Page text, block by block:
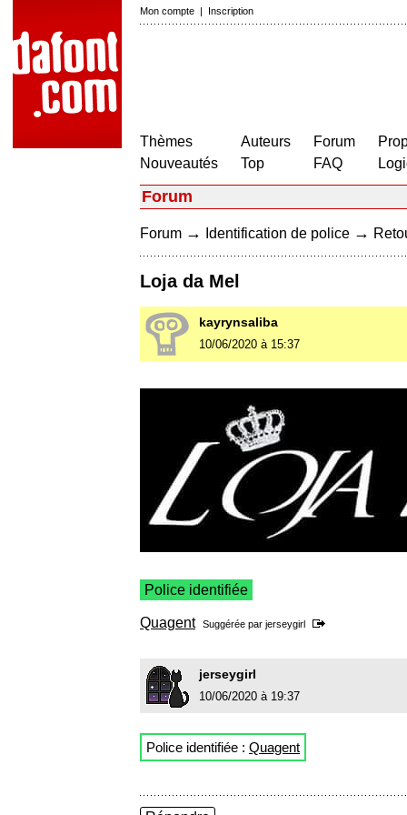
Mon compte | Inscription
Thèmes
Nouveautés
Auteurs
Top
Forum
FAQ
Forum
Forum → Identification de police →
Loja da Mel
kayrynsaliba
10/06/2020 à 15:37
Police identifiée
Quagent Suggérée par jerseygirl
jerseygirl
10/06/2020 à 19:37
Police identifiée : Quagent